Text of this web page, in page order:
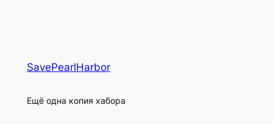
SavePearlHarbor
Ещё одна копия хабора